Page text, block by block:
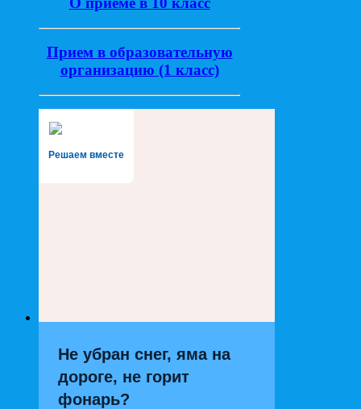
Прием в образовательную
организацию (1 класс)
Решаем вместе
Не убран снег, яма на
дороге, не горит
фонарь?